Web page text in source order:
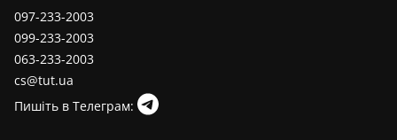
097-233-2003
099-233-2003
063-233-2003
cs@tut.ua
Пишіть в Телеграм: